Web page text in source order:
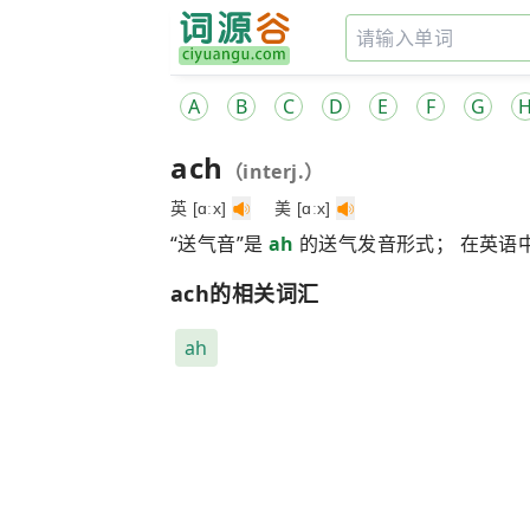
A B C D E F G H
ach （interj.）
英 [ɑːx] 美 [ɑːx]
“送气音”是 ah 的送气发音形式； 在英语
ach的相关词汇
ah